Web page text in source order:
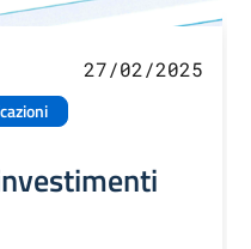
27/02/2025